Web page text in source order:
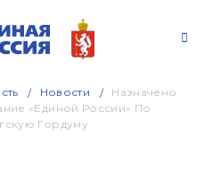
Новости
Назначено
«Единой России» По
Гордуму